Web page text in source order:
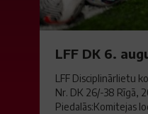
LFF DK 6.
LFF Disciplinārlietu
Nr. DK 26/-38 Rīgā,
Piedalās:Komitejas